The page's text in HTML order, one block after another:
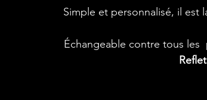
Simple et personnalisé, il
Échangeable contre tous